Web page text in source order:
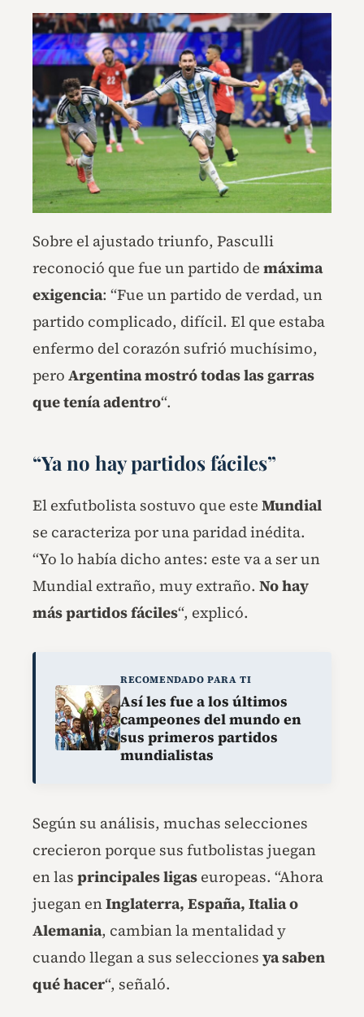
Sobre el ajustado triunfo, Pasculli
reconoció que fue un partido de máxima
exigencia: “Fue un partido de verdad, un
partido complicado, difícil. El que estaba
enfermo del corazón sufrió muchísimo,
pero Argentina mostró todas las garras
que tenía adentro“.
“Ya no hay partidos fáciles”
El exfutbolista sostuvo que este Mundial
se caracteriza por una paridad inédita.
“Yo lo había dicho antes: este va a ser un
Mundial extraño, muy extraño. No hay
más partidos fáciles“, explicó.
RECOMENDADO PARA TI
Así les fue a los últimos
campeones del mundo en
sus primeros partidos
mundialistas
Según su análisis, muchas selecciones
crecieron porque sus futbolistas juegan
en las principales ligas europeas. “Ahora
juegan enInglaterra, España, Italia o
Alemania, cambian la mentalidad y
cuando llegan a sus selecciones ya saben
qué hacer“, señaló.